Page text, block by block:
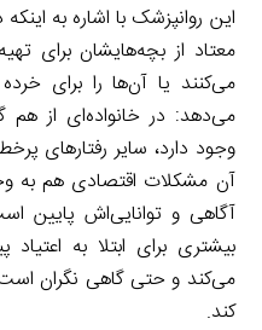
این روانپزشک با اشاره به
معتاد از بچه‌هایشان برای
می‌کنند یا آن‌ها را برای
می‌دهد: در خانواده‌ای از
وجود دارد، سایر رفتار‌های
آن مشکلات اقتصادی هم به
آگاهی و توانایی‌اش پایین
بیشتری برای ابتلا به
می‌کند و حتی گاهی نگران است
کند.